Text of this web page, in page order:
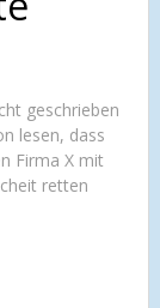
geschrieben
lesen, dass
Firma X mit
retten